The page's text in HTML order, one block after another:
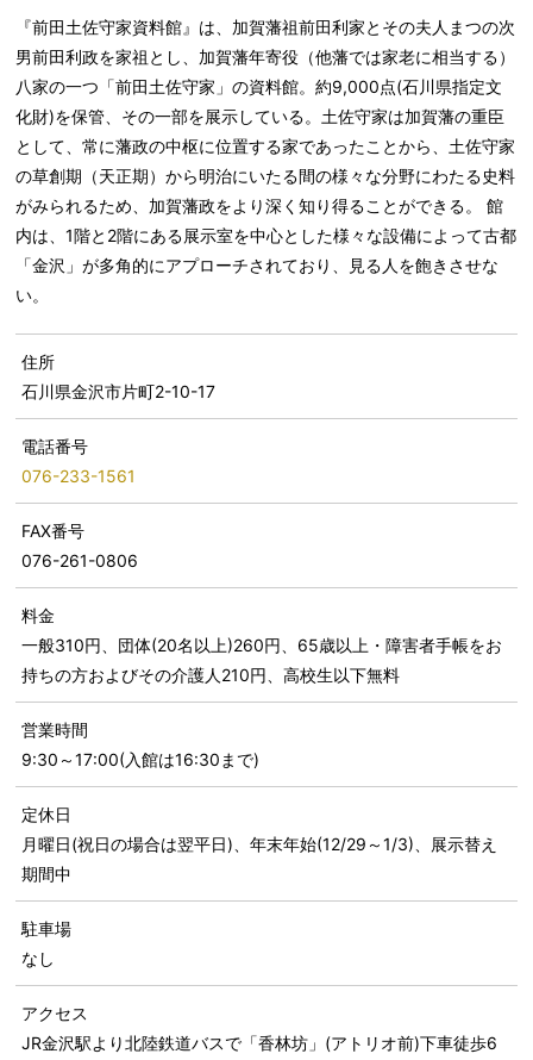
『前田土佐守家資料館』は、加賀藩祖前田利家とその夫人まつの次
男前田利政を家祖とし、加賀藩年寄役（他藩では家老に相当する）
八家の一つ「前田土佐守家」の資料館。約9,000点(石川県指定文
化財)を保管、その一部を展示している。土佐守家は加賀藩の重臣
として、常に藩政の中枢に位置する家であったことから、土佐守家
の草創期（天正期）から明治にいたる間の様々な分野にわたる史料
がみられるため、加賀藩政をより深く知り得ることができる。 館
内は、1階と2階にある展示室を中心とした様々な設備によって古都
「金沢」が多角的にアプローチされており、見る人を飽きさせな
い。
住所
石川県金沢市片町2-10-17
電話番号
076-233-1561
FAX番号
076-261-0806
料金
一般310円、団体(20名以上)260円、65歳以上・障害者手帳をお
持ちの方およびその介護人210円、高校生以下無料
営業時間
9:30～17:00(入館は16:30まで)
定休日
月曜日(祝日の場合は翌平日)、年末年始(12/29～1/3)、展示替え
期間中
駐車場
なし
アクセス
JR金沢駅より北陸鉄道バスで「香林坊」(アトリオ前)下車徒歩6